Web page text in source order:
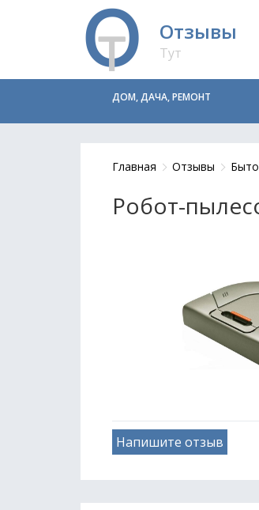
Отзывы
Тут
ДОМ, ДАЧА, РЕМОНТ
Главная Отзывы
Робот-
Напишите отзыв